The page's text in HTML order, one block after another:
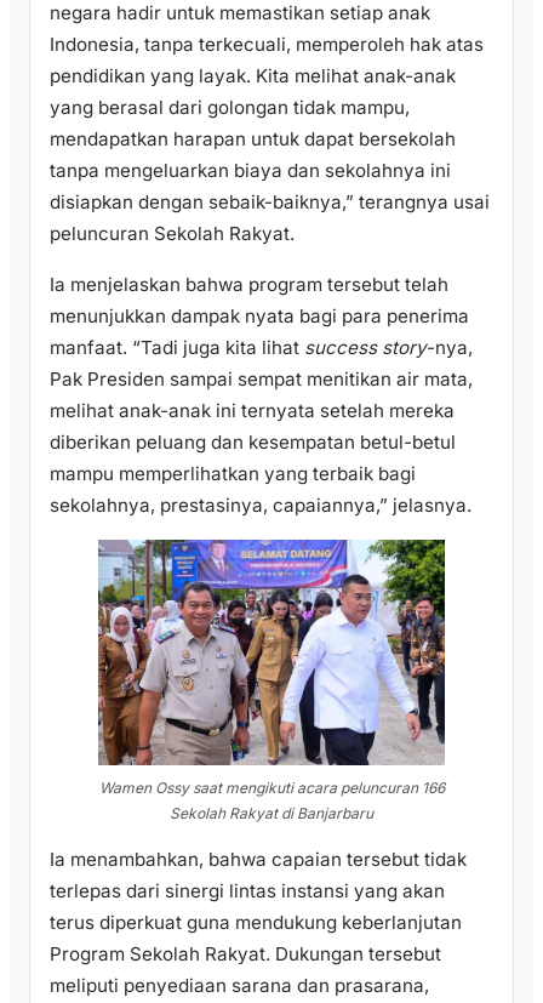
negara hadir untuk memastikan setiap anak
Indonesia, tanpa terkecuali, memperoleh hak atas
pendidikan yang layak. Kita melihat anak-anak
yang berasal dari golongan tidak mampu,
mendapatkan harapan untuk dapat bersekolah
tanpa mengeluarkan biaya dan sekolahnya ini
disiapkan dengan sebaik-baiknya,” terangnya usai
peluncuran Sekolah Rakyat.
Ia menjelaskan bahwa program tersebut telah
menunjukkan dampak nyata bagi para penerima
manfaat. “Tadi juga kita lihat success story-nya,
Pak Presiden sampai sempat menitikan air mata,
melihat anak-anak ini ternyata setelah mereka
diberikan peluang dan kesempatan betul-betul
mampu memperlihatkan yang terbaik bagi
sekolahnya, prestasinya, capaiannya,” jelasnya.
Wamen Ossy saat mengikuti acara peluncuran 166
Sekolah Rakyat di Banjarbaru
Ia menambahkan, bahwa capaian tersebut tidak
terlepas dari sinergi lintas instansi yang akan
terus diperkuat guna mendukung keberlanjutan
Program Sekolah Rakyat. Dukungan tersebut
meliputi penyediaan sarana dan prasarana,